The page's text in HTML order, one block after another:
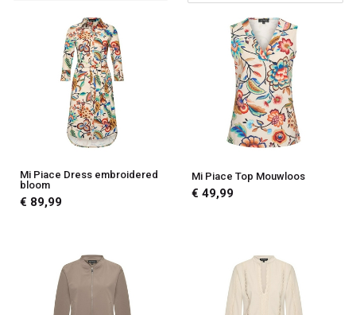
Mi Piace Dress embroidered
bloom
€ 89,99
Mi Piace Top Mouwloos
€ 49,99